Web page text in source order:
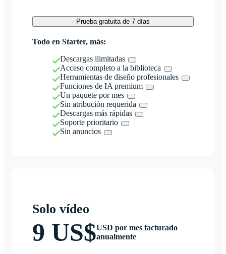
Prueba gratuita de 7 días
Todo en Starter, más:
Descargas ilimitadas
Acceso completo a la biblioteca
Herramientas de diseño profesionales
Funciones de IA premium
Un paquete por mes
Sin atribución requerida
Descargas más rápidas
Soporte prioritario
Sin anuncios
Solo vídeo
9 US$USD por mes facturado
anualmente